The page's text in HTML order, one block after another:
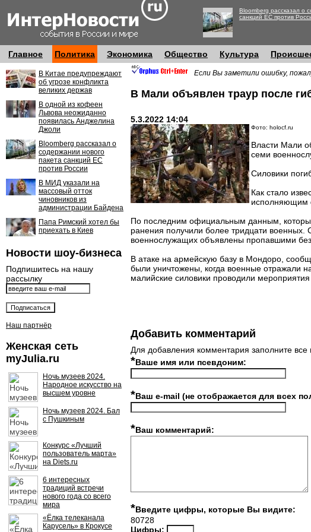
Bloomberg рассказал о
санкций ЕС против
Главное Политика Экономика Общество Культура
В Китае предупреждают
об угрозе конфликта
великих держав
В одной из кофеен
Львова неожиданно
появилась Анджелина
Джоли
Bloomberg рассказал о
содержании нового
пакета санкций ЕС
против России
В МИД указали на
массовый отток
чиновников из
администрации Байдена
Папа Римский хотел бы
приехать в Киев
Новости шоу-бизнеса
Подпишитесь на нашу
рассылку
Наш партнёр
Женская сеть
myJulia.ru
Ночь музеев 2024.
Народное искусство на
высшем уровне
Ночь музеев 2024. Бал
с Пушкиным
Конкурс «Лучший
пользователь марта»
на Diets.ru
6 интересных
традиций встречи
нового года со всего
мира
«Ёлка телеканала
Карусель» в Крокусе
Если Вы заметили ошибку,
В Мали объявлен траур после
5.3.2022 14:04
Фото: holocf.ru
Власти Мали
семи
Силовики
Как стало
исполняющим
По последним официальным данным,
ранения получили более тридцати
военнослужащих объявлены пропавшими без
В атаке на армейскую базу в Мондоро,
были уничтожены, когда военные отражали
малийские силовики проводили
Добавить комментарий
Для добавления комментария заполните
*Ваше имя или псевдоним:
*Ваш e-mail (не отображается для всех
*Ваш комментарий:
*Введите цифры, которые Вы видите:
80728
Цифры: